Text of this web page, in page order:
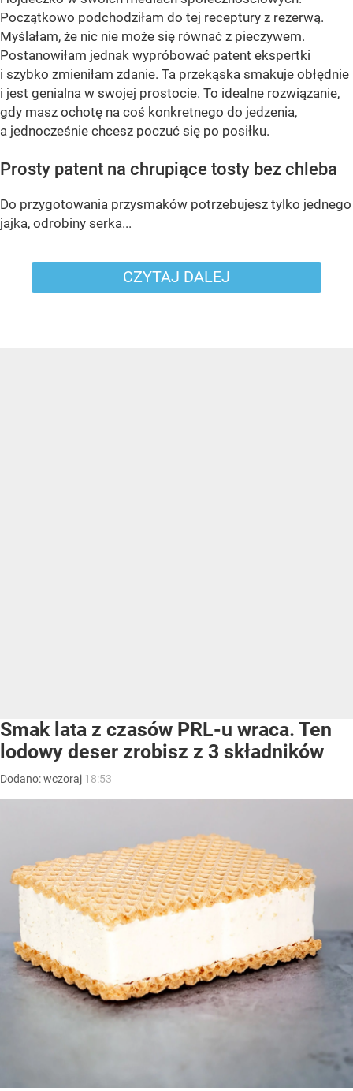
Początkowo podchodziłam do tej receptury z rezerwą.
Myślałam, że nic nie może się równać z pieczywem.
Postanowiłam jednak wypróbować patent ekspertki
i szybko zmieniłam zdanie. Ta przekąska smakuje obłędnie
i jest genialna w swojej prostocie. To idealne rozwiązanie,
gdy masz ochotę na coś konkretnego do jedzenia,
a jednocześnie chcesz poczuć się po posiłku.
Prosty patent na chrupiące tosty bez chleba
Do przygotowania przysmaków potrzebujesz tylko jednego
jajka, odrobiny serka...
CZYTAJ DALEJ
Smak lata z czasów PRL-u wraca. Ten
lodowy deser zrobisz z 3 składników
Dodano:wczoraj 18:53